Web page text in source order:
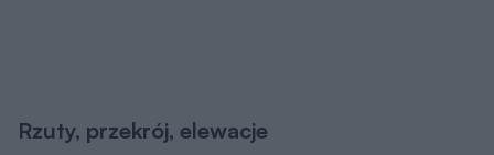
Rzuty, przekrój, elewacje